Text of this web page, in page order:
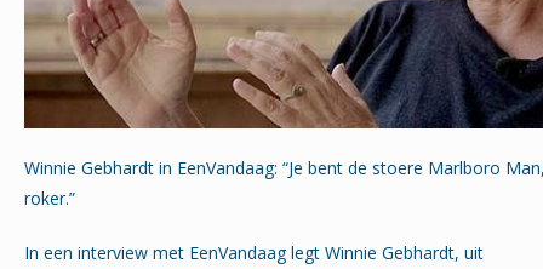
Winnie Gebhardt in EenVandaag: “Je bent de stoere Marlboro
roker.”
In een interview met EenVandaag legt Winnie Gebhardt, uit